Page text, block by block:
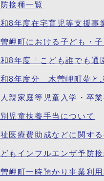
接種一覧
8年度在宅育児等支援事
岬町における子ども・
8年度「こども誰でも通
8年度分 木曽岬町夢と
親家庭等児童入学・卒
児童扶養手当について
医療費助成などに関す
もインフルエンザ予防
岬町一時預かり事業利